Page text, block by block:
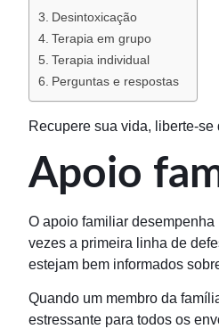
Desintoxicação
Terapia em grupo
Terapia individual
Perguntas e respostas
Recupere sua vida, liberte-se
Apoio
O apoio familiar
vezes a primeira linha de
estejam bem informados
Quando um membro da
estressante para todos os